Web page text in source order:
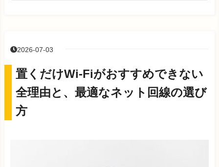
2026-07-03
置くだけWi-Fiがおすすめできない
全理由と、最適なネット回線の選び
方